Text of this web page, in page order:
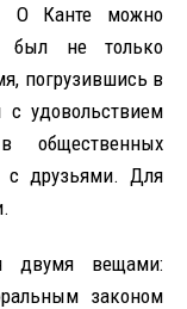
О Канте можно
был не только
погрузившись в
удовольствием
общественных
с друзьями. Для
двумя вещами:
законом